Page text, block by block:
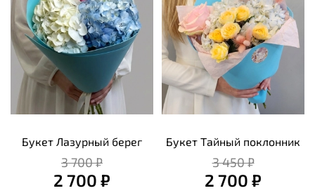
Букет Лазурный берег
3 700 ₽
2 700 ₽
Букет Тайный поклонник
3 450 ₽
2 700 ₽